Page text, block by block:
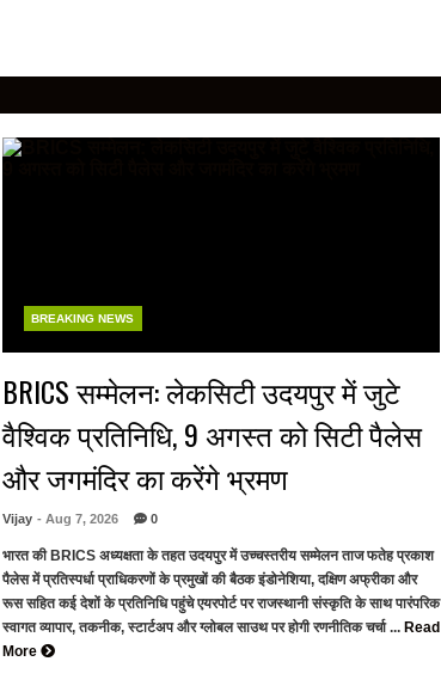
BREAKING NEWS
BRICS सम्मेलन: लेकसिटी उदयपुर में जुटे
वैश्विक प्रतिनिधि, 9 अगस्त को सिटी पैलेस
और जगमंदिर का करेंगे भ्रमण
Vijay - Aug 7, 2026 0
भारत की BRICS अध्यक्षता के तहत उदयपुर में उच्चस्तरीय सम्मेलन ताज फतेह प्रकाश
पैलेस में प्रतिस्पर्धा प्राधिकरणों के प्रमुखों की बैठक इंडोनेशिया, दक्षिण अफ्रीका और
रूस सहित कई देशों के प्रतिनिधि पहुंचे एयरपोर्ट पर राजस्थानी संस्कृति के साथ पारंपरिक
स्वागत व्यापार, तकनीक, स्टार्टअप और ग्लोबल साउथ पर होगी रणनीतिक चर्चा ... Read
More